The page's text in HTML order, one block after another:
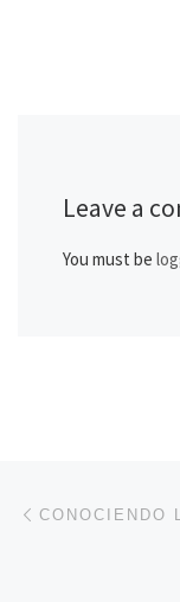
Leave a
You must be
Post